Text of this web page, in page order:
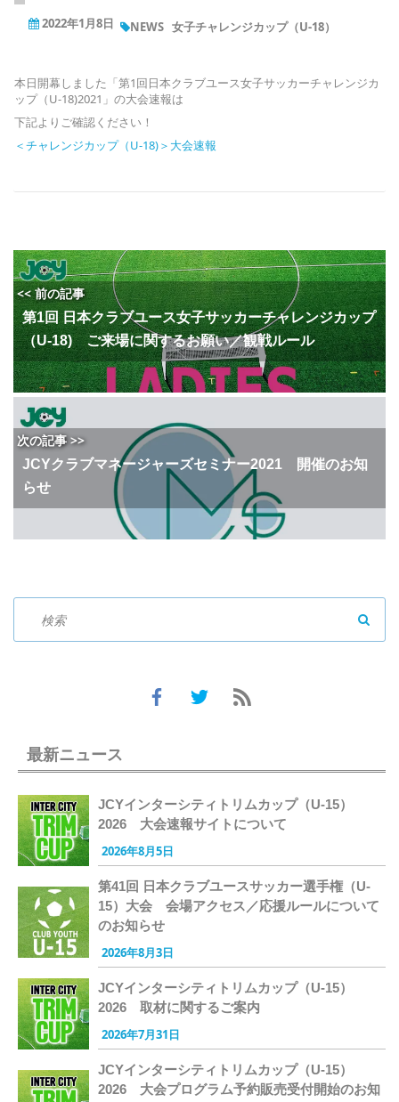
2022年1月8日 NEWS 女子チャレンジカップ（U-18）
本日開幕しました「第1回日本クラブユース女子サッカーチャレンジカ
ップ（U-18)2021」の大会速報は
下記よりご確認ください！
＜チャレンジカップ（U-18)＞大会速報
<< 前の記事
第1回 日本クラブユース女子サッカーチャレンジカップ
（U-18) ご来場に関するお願い／観戦ルール
次の記事 >>
JCYクラブマネージャーズセミナー2021 開催のお知
らせ
最新ニュース
JCYインターシティトリムカップ（U-15）
2026 大会速報サイトについて
2026年8月5日
第41回 日本クラブユースサッカー選手権（U-
15）大会 会場アクセス／応援ルールについて
のお知らせ
2026年8月3日
JCYインターシティトリムカップ（U-15）
2026 取材に関するご案内
2026年7月31日
JCYインターシティトリムカップ（U-15）
2026 大会プログラム予約販売受付開始のお知